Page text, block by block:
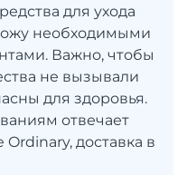
для ухода
необходимыми
Важно, чтобы
не вызывали
для здоровья.
отвечает
доставка в